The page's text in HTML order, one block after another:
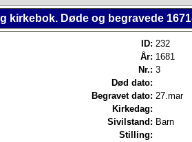
kirkebok. Døde og begravede
ID: 232
År: 1681
Nr.: 3
Død dato:
Begravet dato: 27.mar
Kirkedag:
Sivilstand: Barn
Stilling: